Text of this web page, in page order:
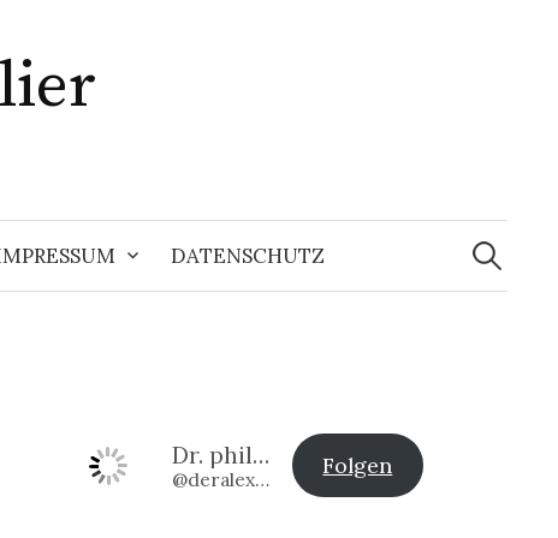
DATENSCHUTZ
Suchen
nach:
Dr. phil. Alexander Klier
@deralexander2@www.alexander-klier.net
Folgen